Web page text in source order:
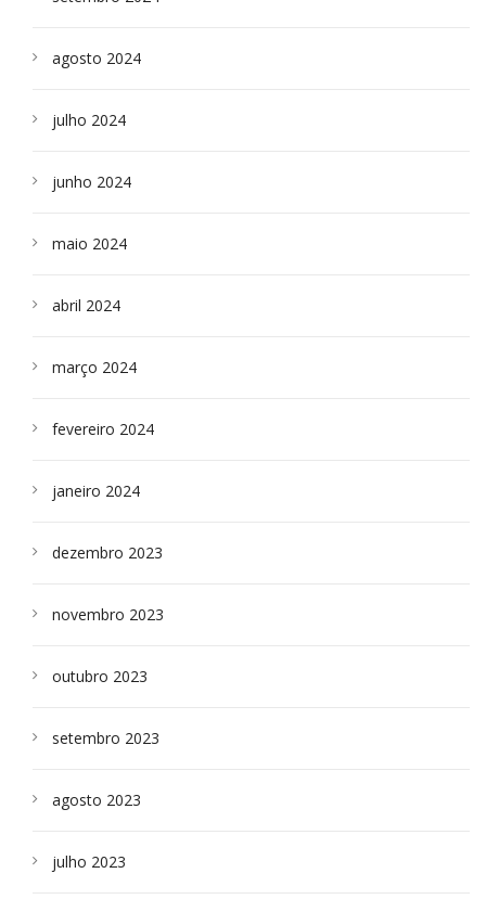
agosto 2024
julho 2024
junho 2024
maio 2024
abril 2024
março 2024
fevereiro 2024
janeiro 2024
dezembro 2023
novembro 2023
outubro 2023
setembro 2023
agosto 2023
julho 2023